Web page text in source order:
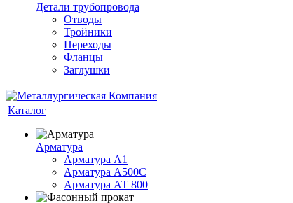
Детали трубопровода
Отводы
Тройники
Переходы
Фланцы
Заглушки
Каталог
Арматура
Арматура А1
Арматура А500С
Арматура АТ 800